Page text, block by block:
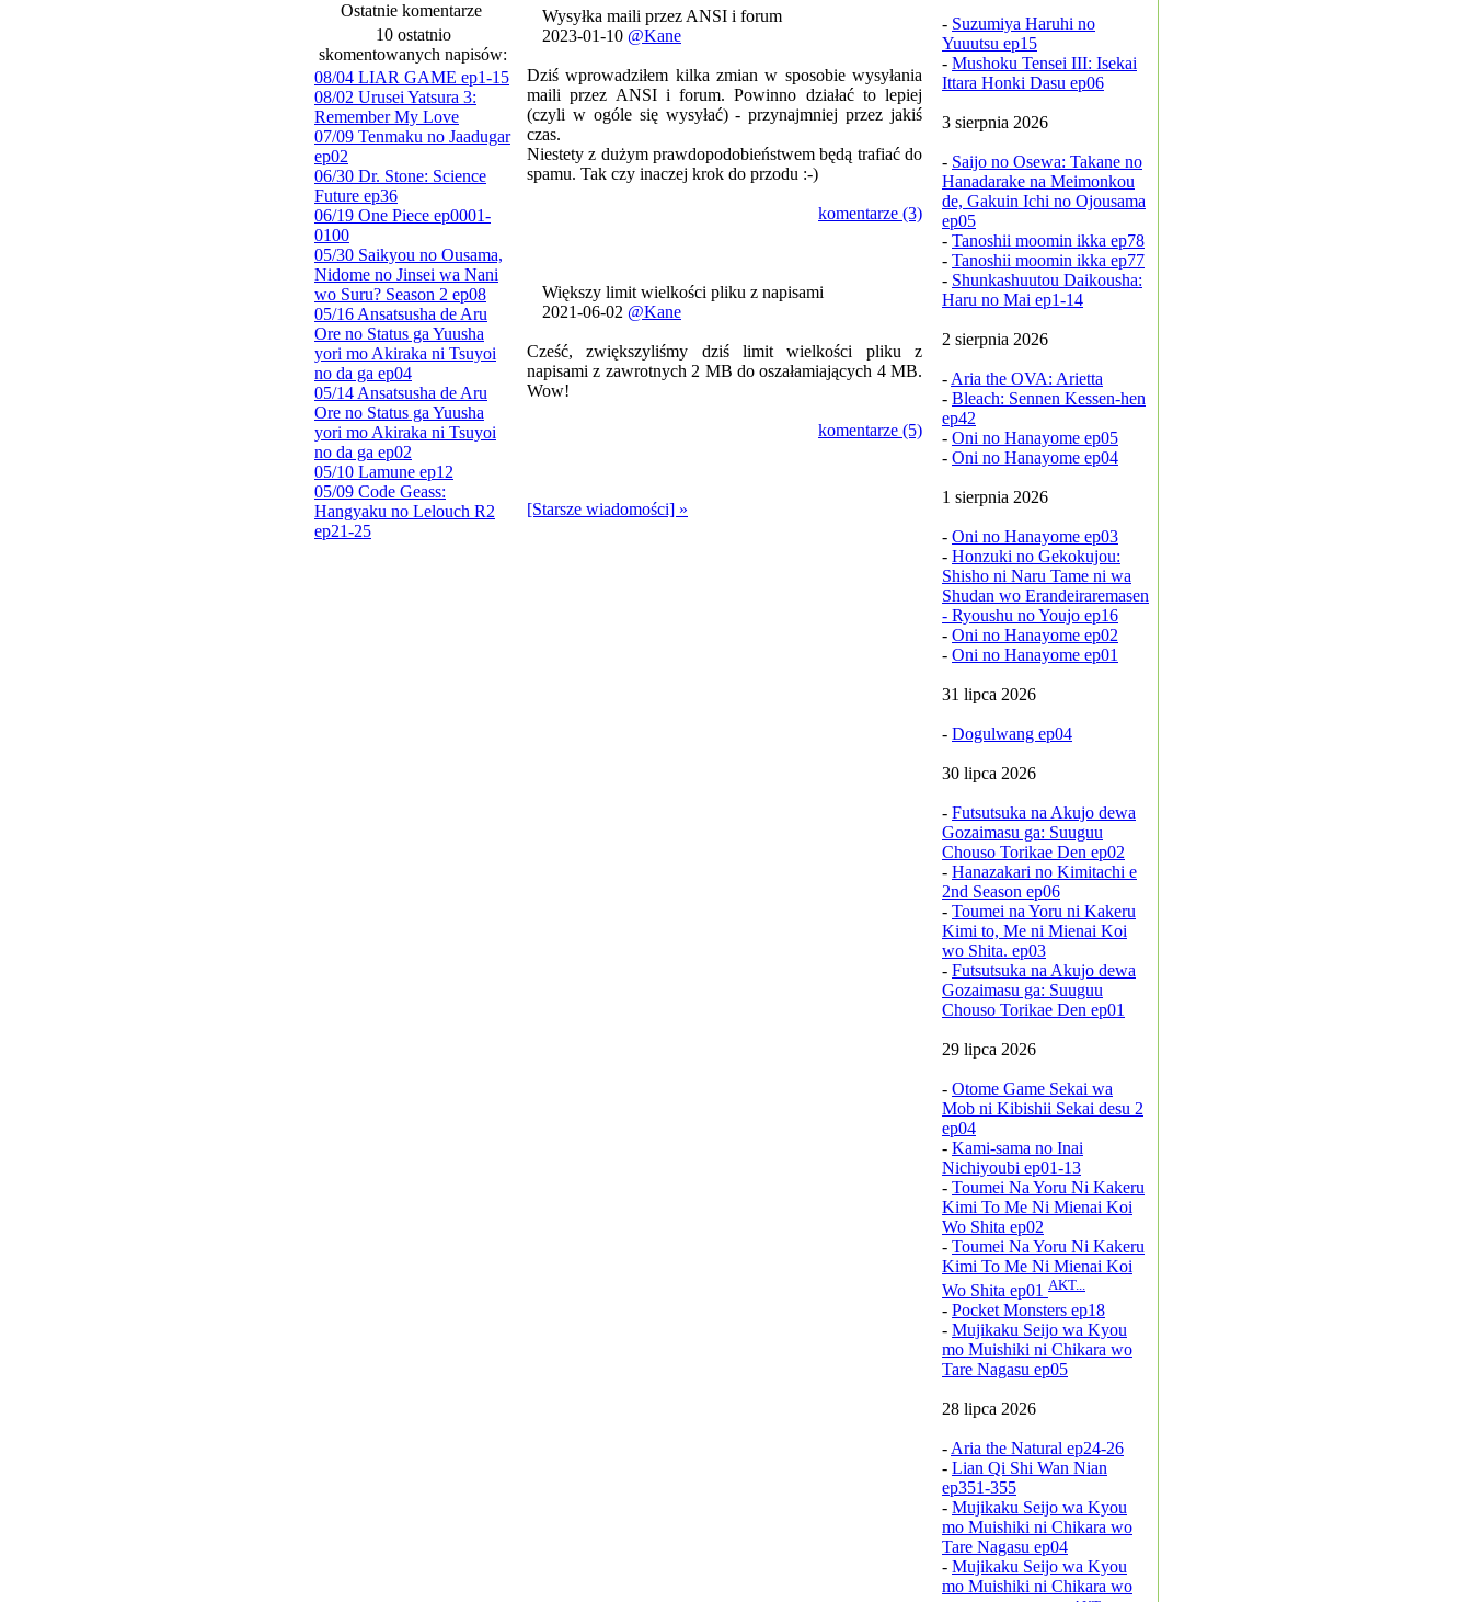
Ostatnie komentarze
10 ostatnio
skomentowanych napisów:
08/04 LIAR GAME ep1-15
08/02 Urusei Yatsura 3:
Remember My Love
07/09 Tenmaku no Jaadugar
ep02
06/30 Dr. Stone: Science
Future ep36
06/19 One Piece ep0001-
0100
05/30 Saikyou no Ousama,
Nidome no Jinsei wa Nani
wo Suru? Season 2 ep08
05/16 Ansatsusha de Aru
Ore no Status ga Yuusha
yori mo Akiraka ni Tsuyoi
no da ga ep04
05/14 Ansatsusha de Aru
Ore no Status ga Yuusha
yori mo Akiraka ni Tsuyoi
no da ga ep02
05/10 Lamune ep12
05/09 Code Geass:
Hangyaku no Lelouch R2
ep21-25
Wysyłka maili przez ANSI i forum
2023-01-10 @Kane
Dziś wprowadziłem kilka zmian w sposobie wysyłania
maili przez ANSI i forum. Powinno działać to lepiej
(czyli w ogóle się wysyłać) - przynajmniej przez jakiś
czas.
Niestety z dużym prawdopodobieństwem będą trafiać do
spamu. Tak czy inaczej krok do przodu :-)
komentarze (3)
Większy limit wielkości pliku z napisami
2021-06-02 @Kane
Cześć, zwiększyliśmy dziś limit wielkości pliku z
napisami z zawrotnych 2 MB do oszałamiających 4 MB.
Wow!
komentarze (5)
[Starsze wiadomości] »
- Suzumiya Haruhi no
Yuuutsu ep15
- Mushoku Tensei III: Isekai
Ittara Honki Dasu ep06
3 sierpnia 2026
- Saijo no Osewa: Takane no
Hanadarake na Meimonkou
de, Gakuin Ichi no Ojousama
ep05
- Tanoshii moomin ikka ep78
- Tanoshii moomin ikka ep77
- Shunkashuutou Daikousha:
Haru no Mai ep1-14
2 sierpnia 2026
- Aria the OVA: Arietta
- Bleach: Sennen Kessen-hen
ep42
- Oni no Hanayome ep05
- Oni no Hanayome ep04
1 sierpnia 2026
- Oni no Hanayome ep03
- Honzuki no Gekokujou:
Shisho ni Naru Tame ni wa
Shudan wo Erandeiraremasen
- Ryoushu no Youjo ep16
- Oni no Hanayome ep02
- Oni no Hanayome ep01
31 lipca 2026
- Dogulwang ep04
30 lipca 2026
- Futsutsuka na Akujo dewa
Gozaimasu ga: Suuguu
Chouso Torikae Den ep02
- Hanazakari no Kimitachi e
2nd Season ep06
- Toumei na Yoru ni Kakeru
Kimi to, Me ni Mienai Koi
wo Shita. ep03
- Futsutsuka na Akujo dewa
Gozaimasu ga: Suuguu
Chouso Torikae Den ep01
29 lipca 2026
- Otome Game Sekai wa
Mob ni Kibishii Sekai desu 2
ep04
- Kami-sama no Inai
Nichiyoubi ep01-13
- Toumei Na Yoru Ni Kakeru
Kimi To Me Ni Mienai Koi
Wo Shita ep02
- Toumei Na Yoru Ni Kakeru
Kimi To Me Ni Mienai Koi
Wo Shita ep01 AKT...
- Pocket Monsters ep18
- Mujikaku Seijo wa Kyou
mo Muishiki ni Chikara wo
Tare Nagasu ep05
28 lipca 2026
- Aria the Natural ep24-26
- Lian Qi Shi Wan Nian
ep351-355
- Mujikaku Seijo wa Kyou
mo Muishiki ni Chikara wo
Tare Nagasu ep04
- Mujikaku Seijo wa Kyou
mo Muishiki ni Chikara wo